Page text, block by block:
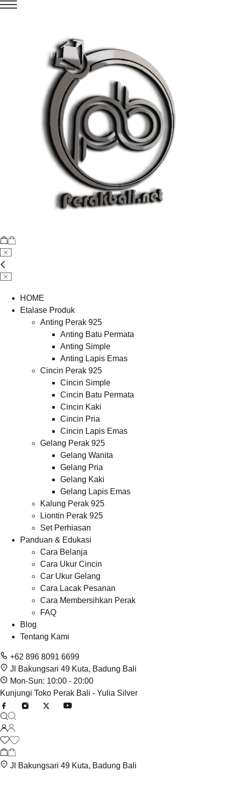
HOME
Etalase Produk
Anting Perak 925
Anting Batu Permata
Anting Simple
Anting Lapis Emas
Cincin Perak 925
Cincin Simple
Cincin Batu Permata
Cincin Kaki
Cincin Pria
Cincin Lapis Emas
Gelang Perak 925
Gelang Wanita
Gelang Pria
Gelang Kaki
Gelang Lapis Emas
Kalung Perak 925
Liontin Perak 925
Set Perhiasan
Panduan & Edukasi
Cara Belanja
Cara Ukur Cincin
Car Ukur Gelang
Cara Lacak Pesanan
Cara Membersihkan Perak
FAQ
Blog
Tentang Kami
+62 896 8091 6699
Jl Bakungsari 49 Kuta, Badung Bali
Mon-Sun: 10:00 - 20:00
Kunjungi Toko Perak Bali - Yulia Silver
Jl Bakungsari 49 Kuta, Badung Bali